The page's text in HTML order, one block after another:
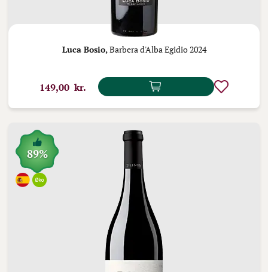
Luca Bosio,Barbera d'Alba Egidio 2024
149,00 kr.
89%